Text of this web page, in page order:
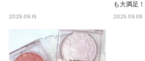
2025.09.16
も大満足！
2025.09.08